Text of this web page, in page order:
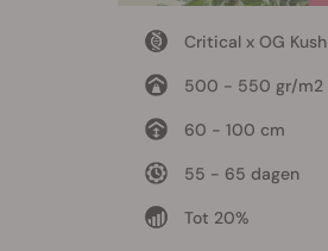
Critical x OG Kush
500 - 550 gr/m2
60 - 100 cm
55 - 65 dagen
Tot 20%